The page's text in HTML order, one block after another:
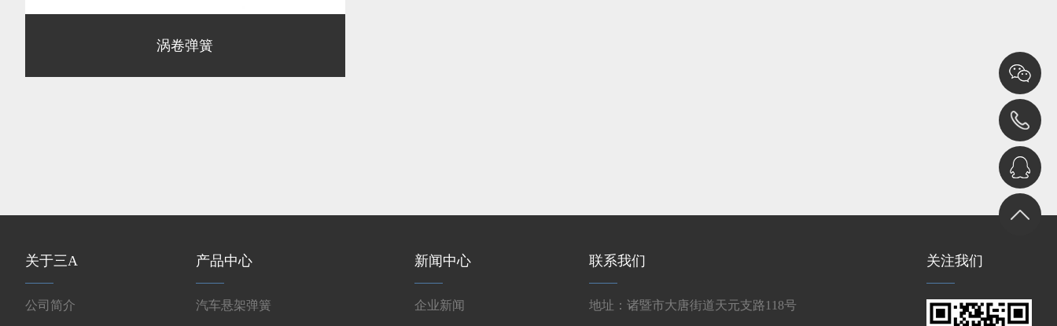
涡卷弹簧
关于三A
公司简介
产品中心
汽车悬架弹簧
新闻中心
企业新闻
联系我们
地址：诸暨市大唐街道天元支路118号
关注我们